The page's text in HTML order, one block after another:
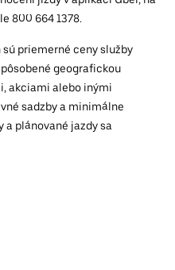
800 664 1378.
priemerné ceny služby
geografickou
akciami alebo inými
sadzby a minimálne
a plánované jazdy sa